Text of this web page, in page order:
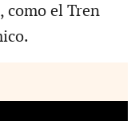
como el Tren